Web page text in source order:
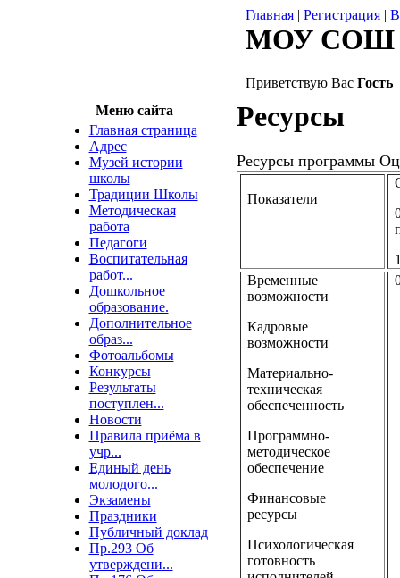
Главная| Регистрация|
МОУ СОШ
Приветствую Вас Гость
Меню сайта
Главная страница
Адрес
Музей истории
школы
Традиции Школы
Методическая
работа
Педагоги
Воспитательная
работ...
Дошкольное
образование.
Дополнительное
образ...
Фотоальбомы
Конкурсы
Результаты
поступлен...
Новости
Правила приёма в
учр...
Единый день
молодого...
Экзамены
Праздники
Публичный доклад
Пр.293 Об
утверждени...
Ресурсы
Ресурсы программы
Показатели
Временные
возможности
Кадровые
возможности
Материально-
техническая
обеспеченность
Программно-
методическое
обеспечение
Финансовые
ресурсы
Психологическая
готовность